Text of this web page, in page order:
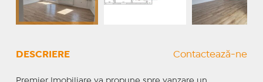
DESCRIERE Contactează-ne